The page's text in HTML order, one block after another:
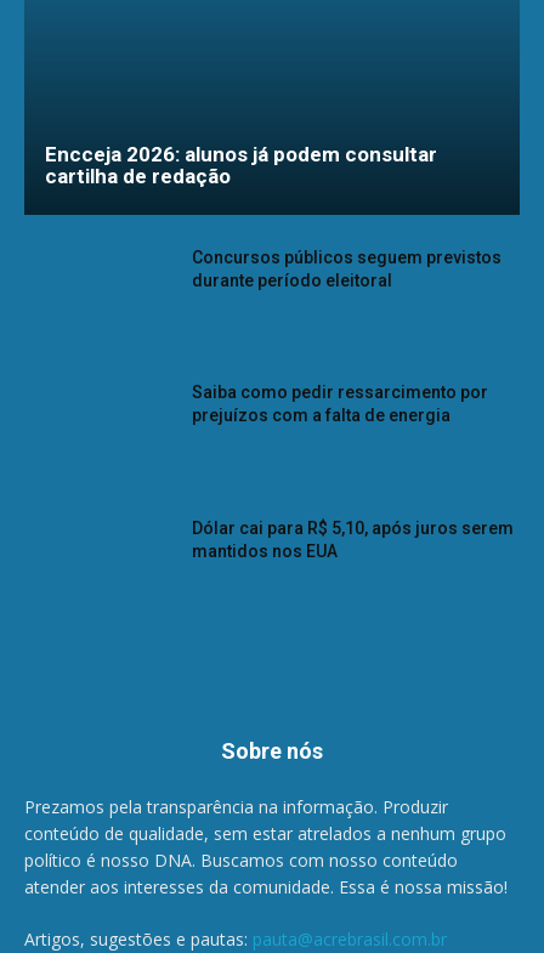
Encceja 2026: alunos já podem consultar
cartilha de redação
Concursos públicos seguem previstos
durante período eleitoral
Saiba como pedir ressarcimento por
prejuízos com a falta de energia
Dólar cai para R$ 5,10, após juros serem
mantidos nos EUA
Sobre nós
Prezamos pela transparência na informação. Produzir
conteúdo de qualidade, sem estar atrelados a nenhum grupo
político é nosso DNA. Buscamos com nosso conteúdo
atender aos interesses da comunidade. Essa é nossa missão!
Artigos, sugestões e pautas: pauta@acrebrasil.com.br